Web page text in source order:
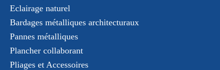
Eclairage naturel
Bardages métalliques architecturaux
Pannes métalliques
Plancher collaborant
Pliages et Accessoires